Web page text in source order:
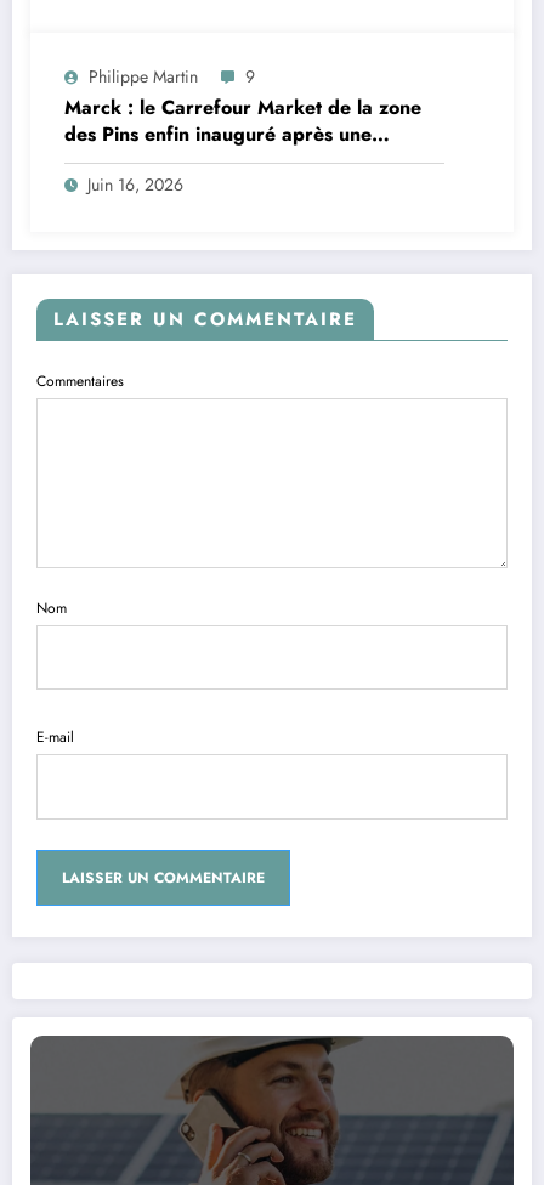
Philippe Martin 9
Marck : le Carrefour Market de la zone
des Pins enfin inauguré après une
décennie de procédures
Juin 16, 2026
LAISSER UN COMMENTAIRE
Commentaires
Nom
E-mail